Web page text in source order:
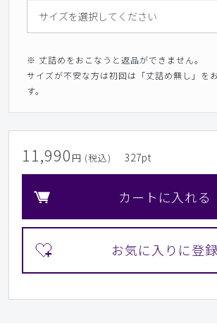
※ 丈詰めをおこなうと返品ができません。
サイズが不安な方は初回は「丈詰め無し」を
す。
11,990 円 (税込) 327pt
カートに入れる